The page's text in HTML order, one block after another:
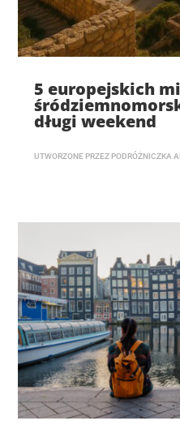
5 europejskich
długi weekend
UTWORZONE PRZEZ PODRÓŻNICZKA